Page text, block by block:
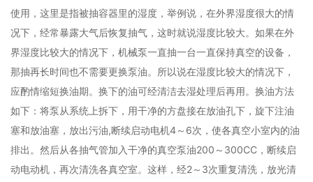
使用，这里是指被抽容器里的湿度，举例说，在外界湿度很大的情
况下，经常暴露大气后恢复抽气，这时就说湿度比较大。如果在外
界湿度比较大的情况下，机械泵一直抽一台一直保持真空的设备，
那抽再长时间也不需要更换泵油。所以说在湿度比较大的情况下，
应酌情缩短换油期。换下的油可经清洁去湿处理后再用。换油方法
如下：将泵从系统上拆下，用干净的方盘接在放油孔下，旋下注油
塞和放油塞，放出污油,断续启动电机4～6次，使各真空小室内的油
排出。然后从各抽气管加入干净的真空泵油200～300CC，断续启
动电动机，再次清洗各真空室。这样，经2～3次重复清洗，放光清